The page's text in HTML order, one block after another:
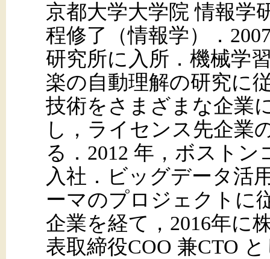
京都大学大学院 情報学
程修了（情報学）．
研究所に入所．機械学
楽の自動理解の研究に
技術をさまざまな企業
し，ライセンス先企業
る．2012 年，ボスト
入社．ビッグデータ活
ーマのプロジェクトに
企業を経て，2016年に
表取締役COO 兼CTO